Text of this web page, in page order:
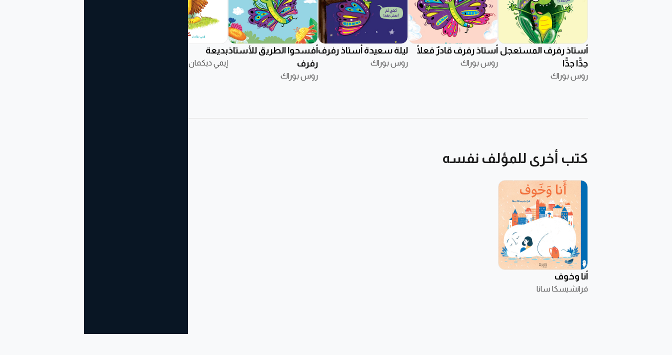
أستاذ رفرف المستعجل
جدًّا جدًّا
روس بوراك
أستاذ رفرف قادرٌ فعلًا
روس بوراك
ليلة سعيدة أستاذ رفرف
روس بوراك
أفسحوا الطريق للأستاذ
رفرف
روس بوراك
بديعة
إيمي ديكمان
كتب أخرى للمؤلف نفسه
أنا وخوف
فرانشيسكا سانا